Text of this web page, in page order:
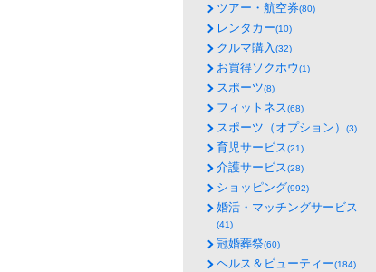
ツアー・航空券(80)
レンタカー(10)
クルマ購入(32)
お買得ソクホウ(1)
スポーツ(8)
フィットネス(68)
スポーツ（オプション） (3)
育児サービス(21)
介護サービス(28)
ショッピング(992)
婚活・マッチングサービス
(41)
冠婚葬祭(60)
ヘルス＆ビューティー(184)